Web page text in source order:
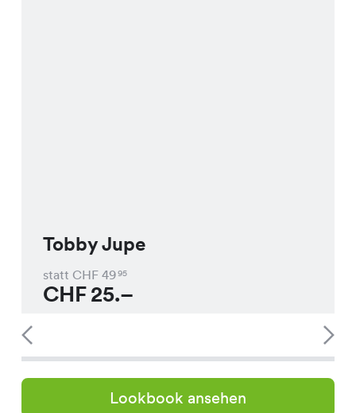
Tobby Jupe
statt CHF 4995
CHF25.–
Lookbook ansehen